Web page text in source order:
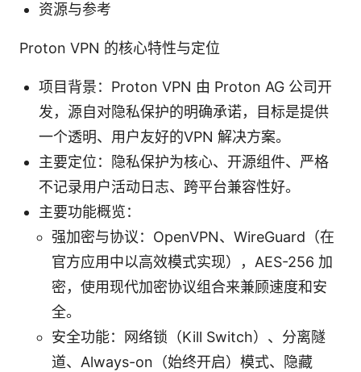
资源与参考
Proton VPN 的核心特性与定位
项目背景：Proton VPN 由 Proton AG 公司开
发，源自对隐私保护的明确承诺，目标是提供
一个透明、用户友好的VPN 解决方案。
主要定位：隐私保护为核心、开源组件、严格
不记录用户活动日志、跨平台兼容性好。
主要功能概览：
强加密与协议：OpenVPN、WireGuard（在
官方应用中以高效模式实现），AES-256 加
密，使用现代加密协议组合来兼顾速度和安
全。
安全功能：网络锁（Kill Switch）、分离隧
道、Always-on（始终开启）模式、隐藏